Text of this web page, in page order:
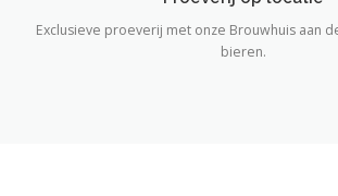
Exclusieve proeverij met onze Brouwhuis aan
bieren.